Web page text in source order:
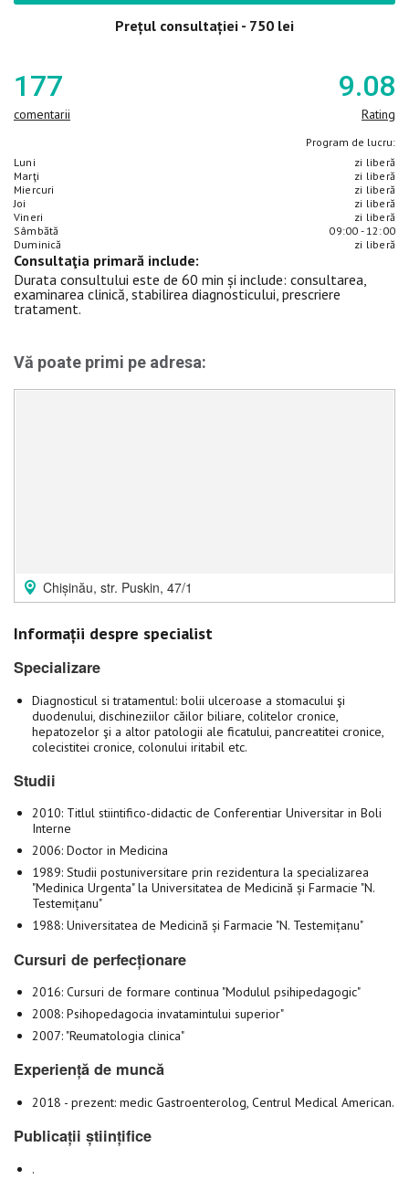
Prețul consultației - 750 lei
177
comentarii
9.08
Rating
Program de lucru:
Luni
Marţi
Miercuri
Joi
Vineri
Sâmbătă
Duminică
zi liberă
zi liberă
zi liberă
zi liberă
zi liberă
09:00 - 12:00
zi liberă
Consultaţia primară include:
Durata consultului este de 60 min și include: consultarea,
examinarea clinică, stabilirea diagnosticului, prescriere
tratament.
Vă poate primi pe adresa:
Chișinău, str. Puskin, 47/1
Informații despre specialist
Specializare
Diagnosticul si tratamentul: bolii ulceroase a stomacului şi
duodenului, dischineziilor căilor biliare, colitelor cronice,
hepatozelor şi a altor patologii ale ficatului, pancreatitei cronice,
colecistitei cronice, colonului iritabil etc.
Studii
2010: Titlul stiintifico-didactic de Conferentiar Universitar in Boli
Interne
2006: Doctor in Medicina
1989: Studii postuniversitare prin rezidentura la specializarea
"Medinica Urgenta" la Universitatea de Medicină și Farmacie "N.
Testemițanu"
1988: Universitatea de Medicină și Farmacie "N. Testemițanu"
Cursuri de perfecționare
2016: Cursuri de formare continua "Modulul psihipedagogic"
2008: Psihopedagocia invatamintului superior"
2007: "Reumatologia clinica"
Experiență de muncă
2018 - prezent: medic Gastroenterolog, Centrul Medical American.
Publicații științifice
.